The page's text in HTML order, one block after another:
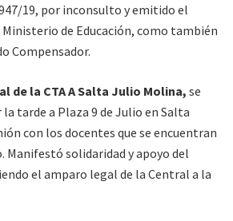
19, por inconsulto y emitido el
de Educación, como también
Compensador.
de la CTA A Salta Julio Molina, se
tarde a Plaza 9 de Julio en Salta
con los docentes que se encuentran
Manifestó solidaridad y apoyo del
el amparo legal de la Central a la